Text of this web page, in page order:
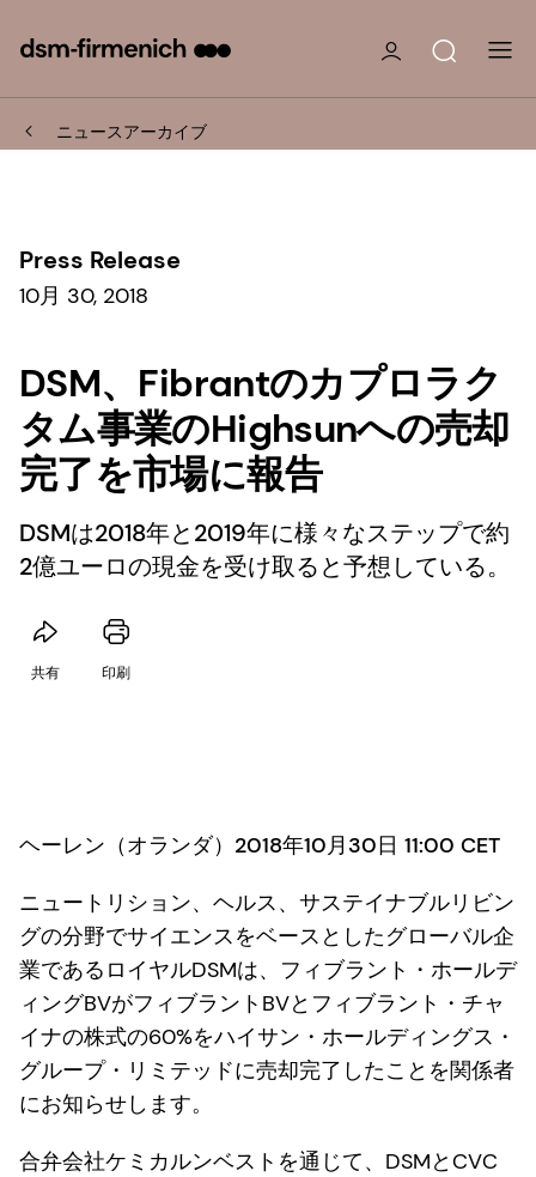
ニュースアーカイブ
Press Release
10月 30, 2018
DSM、Fibrantのカプロラク
タム事業のHighsunへの売却
完了を市場に報告
DSMは2018年と2019年に様々なステップで約
2億ユーロの現金を受け取ると予想している。
共有 印刷
ヘーレン（オランダ）2018年10月30日 11:00 CET
ニュートリション、ヘルス、サステイナブルリビン
グの分野でサイエンスをベースとしたグローバル企
業であるロイヤルDSMは、フィブラント・ホールデ
ィングBVがフィブラントBVとフィブラント・チャ
イナの株式の60%をハイサン・ホールディングス・
グループ・リミテッドに売却完了したことを関係者
にお知らせします。
合弁会社ケミカルンベストを通じて、DSMとCVC